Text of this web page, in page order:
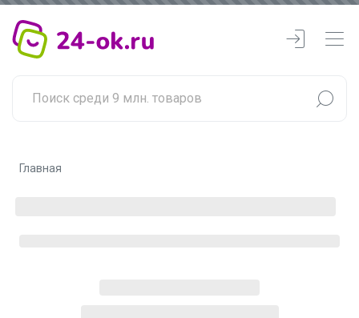
Главная